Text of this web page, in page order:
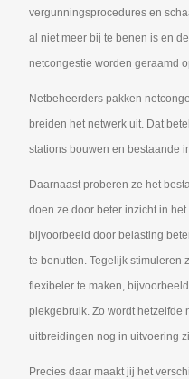
vergunningsprocedures en
al niet meer bij te benen is en
netcongestie worden geraamd
Netbeheerders pakken
breiden het netwerk uit. Dat
stations bouwen en bestaande
Daarnaast proberen ze het
doen ze door beter inzicht in
bijvoorbeeld door belasting
te benutten. Tegelijk stimuleren
flexibeler te maken,
piekgebruik. Zo wordt hetzelfde
uitbreidingen nog in uitvoering
Precies daar maakt jij het